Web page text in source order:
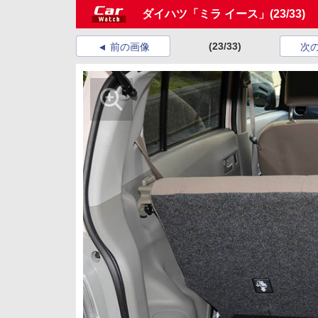
ダイハツ「ミラ イース」 (23/33)
前の画像 (23/33) 次